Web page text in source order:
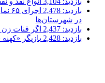
بازدید: 2,478
در شهرستان‌ها
بازدید: 2,437
اگر قنات
بازدید: 2,428
بازیگر